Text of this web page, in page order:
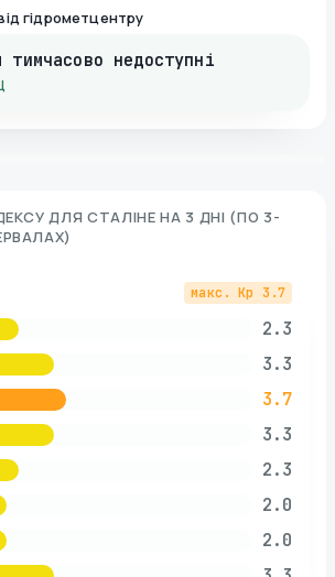
гідрометцентру
тимчасово недоступні
ДЛЯ СТАЛІНЕ НА 3 ДНІ (ПО 3-
макс. Kp 3.7
2.3
3.3
3.7
3.3
2.3
2.0
2.0